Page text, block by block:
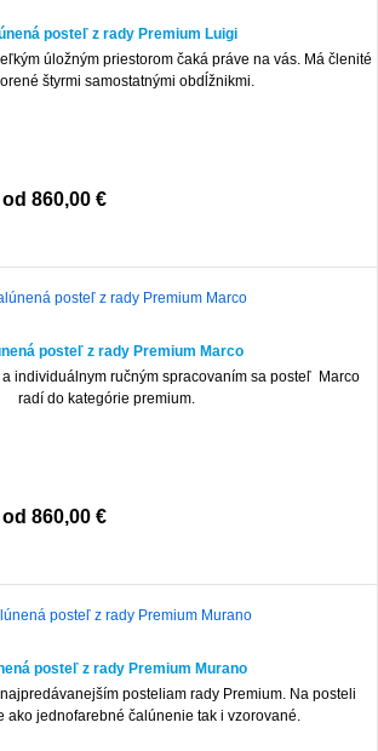
posteľ z rady Premium Luigi
úložným priestorom čaká práve na vás. Má členité
štyrmi samostatnými obdĺžnikmi.
od 860,00 €
posteľ z rady Premium Marco
individuálnym ručným spracovaním sa posteľ Marco
radí do kategórie premium.
od 860,00 €
posteľ z rady Premium Murano
posteliam rady Premium. Na posteli
ako jednofarebné čalúnenie tak i vzorované.